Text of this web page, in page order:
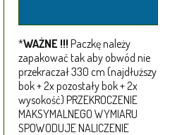
*WAŻNE !!! Paczkę należy
zapakować tak aby obwód nie
przekraczał 330 cm (najdłuższy
bok + 2x pozostały bok + 2x
wysokość) PRZEKROCZENIE
MAKSYMALNEGO WYMIARU
SPOWODUJE NALICZENIE